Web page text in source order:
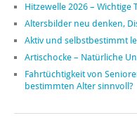
Hitzewelle 2026 – Wichtige
Altersbilder neu denken,
Aktiv und selbstbestimmt
Artischocke – Natürliche
Fahrtüchtigkeit von
bestimmten Alter sinnvoll?